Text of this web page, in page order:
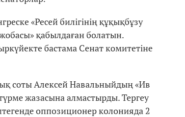
«Ресей билігінің құқықбұзу
қабылдаған болатын.
бастама Сенат комитетіне
соты Алексей Навальныйдың «Ив
жазасына алмастырды. Тергеу
оппозиционер колонияда 2